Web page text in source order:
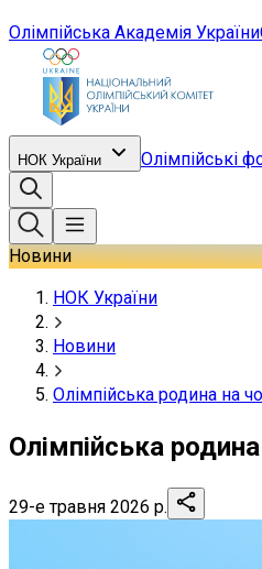
Олімпійська Академія України
НОК України Олімпійські
Новини
НОК України
Новини
Олімпійська родина на
Олімпійська
29-е травня 2026 р.